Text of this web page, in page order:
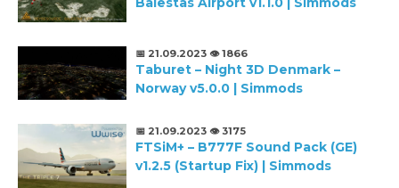
📅 21.09.2023 👁️ 1866
Taburet – Night 3D Denmark –
Norway v5.0.0 | Simmods
📅 21.09.2023 👁️ 3175
FTSiM+ – B777F Sound Pack (GE)
v1.2.5 (Startup Fix) | Simmods